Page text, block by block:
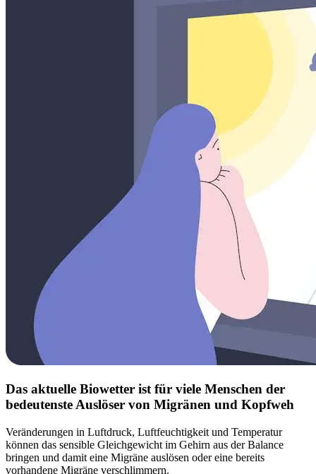
Das aktuelle Biowetter ist für viele Menschen der
bedeutenste Auslöser von Migränen und Kopfweh
Veränderungen in Luftdruck, Luftfeuchtigkeit und Temperatur
können das sensible Gleichgewicht im Gehirn aus der Balance
bringen und damit eine Migräne auslösen oder eine bereits
vorhandene Migräne verschlimmern.